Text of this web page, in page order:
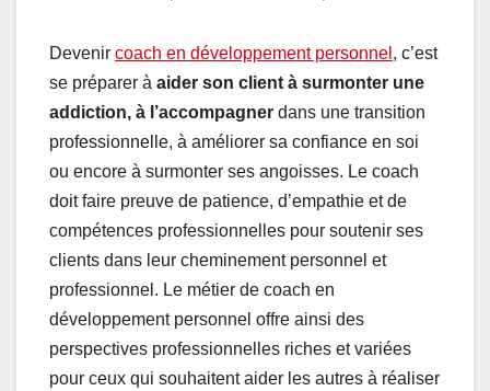
Devenir coach en développement personnel , c’est
se préparer à aider son client à surmonter une
addiction, à l’accompagner dans une transition
professionnelle, à améliorer sa confiance en soi
ou encore à surmonter ses angoisses. Le coach
doit faire preuve de patience, d’empathie et de
compétences professionnelles pour soutenir ses
clients dans leur cheminement personnel et
professionnel. Le métier de coach en
développement personnel offre ainsi des
perspectives professionnelles riches et variées
pour ceux qui souhaitent aider les autres à réaliser